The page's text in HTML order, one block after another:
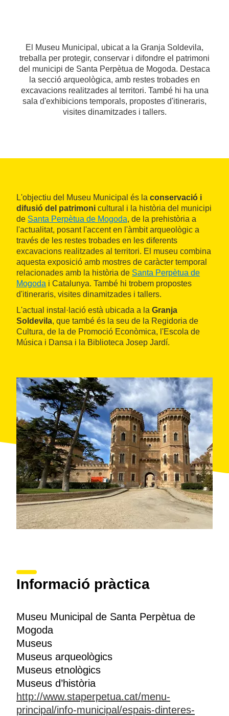
El Museu Municipal, ubicat a la Granja Soldevila,
treballa per protegir, conservar i difondre el patrimoni
del municipi de Santa Perpètua de Mogoda. Destaca
la secció arqueològica, amb restes trobades en
excavacions realitzades al territori. També hi ha una
sala d'exhibicions temporals, propostes d'itineraris,
visites dinamitzades i tallers.
L'objectiu del Museu Municipal és la conservació i
difusió del patrimoni cultural i la història del municipi
de Santa Perpètua de Mogoda, de la prehistòria a
l'actualitat, posant l'accent en l'àmbit arqueològic a
través de les restes trobades en les diferents
excavacions realitzades al territori. El museu combina
aquesta exposició amb mostres de caràcter temporal
relacionades amb la història de Santa Perpètua de
Mogoda i Catalunya. També hi trobem propostes
d'itineraris, visites dinamitzades i tallers.
L'actual instal·lació està ubicada a la Granja
Soldevila, que també és la seu de la Regidoria de
Cultura, de la de Promoció Econòmica, l'Escola de
Música i Dansa i la Biblioteca Josep Jardí.
Informació pràctica
Museu Municipal de Santa Perpètua de
Mogoda
Museus
Museus arqueològics
Museus etnològics
Museus d’història
http://www.staperpetua.cat/menu-
principal/info-municipal/espais-dinteres-